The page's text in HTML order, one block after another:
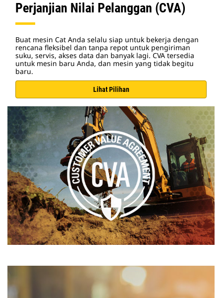
Perjanjian Nilai Pelanggan (CVA)
Buat mesin Cat Anda selalu siap untuk bekerja dengan
rencana fleksibel dan tanpa repot untuk pengiriman
suku, servis, akses data dan banyak lagi. CVA tersedia
untuk mesin baru Anda, dan mesin yang tidak begitu
baru.
Lihat Pilihan